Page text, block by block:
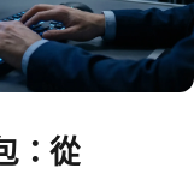
：從